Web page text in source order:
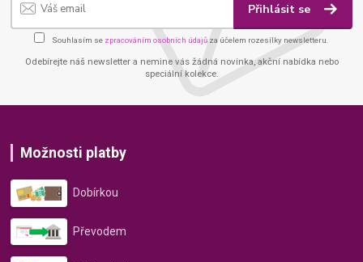
Přihlásit se
Souhlasím se zpracováním osobních údajů za účelem rozesílky newsletteru.
Odebírejte náš newsletter a nemine vás žádná novinka, akční nabídka nebo
speciální kolekce.
Možnosti platby
Dobírkou
Převodem